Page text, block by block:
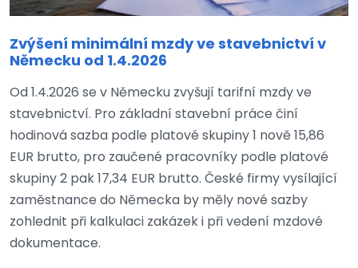
Zvýšení minimální mzdy ve stavebnictví v
Německu od 1.4.2026
Od 1.4.2026 se v Německu zvyšují tarifní mzdy ve
stavebnictví. Pro základní stavební práce činí
hodinová sazba podle platové skupiny 1 nově 15,86
EUR brutto, pro zaučené pracovníky podle platové
skupiny 2 pak 17,34 EUR brutto. České firmy vysílající
zaměstnance do Německa by měly nové sazby
zohlednit při kalkulaci zakázek i při vedení mzdové
dokumentace.